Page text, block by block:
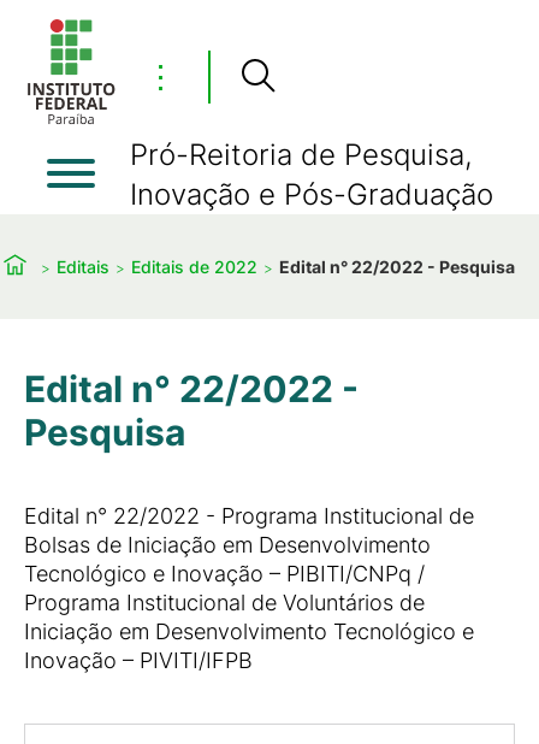
⋮
Pró-Reitoria de Pesquisa,
Inovação e Pós-Graduação
Editais Editais de 2022 Edital n° 22/2022 - Pesquisa
Edital n° 22/2022 -
Pesquisa
Edital n° 22/2022 - Programa Institucional de
Bolsas de Iniciação em Desenvolvimento
Tecnológico e Inovação – PIBITI/CNPq /
Programa Institucional de Voluntários de
Iniciação em Desenvolvimento Tecnológico e
Inovação – PIVITI/IFPB